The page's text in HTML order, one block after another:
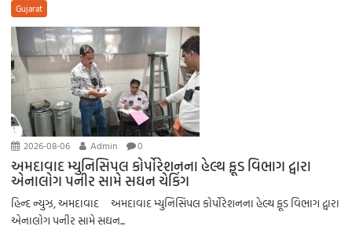
Gujarat
2026-08-06 Admin 0
અમદાવાદ મ્યુનિસિપલ કોર્પોરેશનના હેલ્થ ફૂડ વિભાગ દ્વારા
એનાલોગ પનીર સામે સઘન ચેકિંગ
હિન્દ ન્યુઝ, અમદાવાદ અમદાવાદ મ્યુનિસિપલ કોર્પોરેશનના હેલ્થ ફૂડ વિભાગ દ્વારા
એનાલોગ પનીર સામે સઘન...